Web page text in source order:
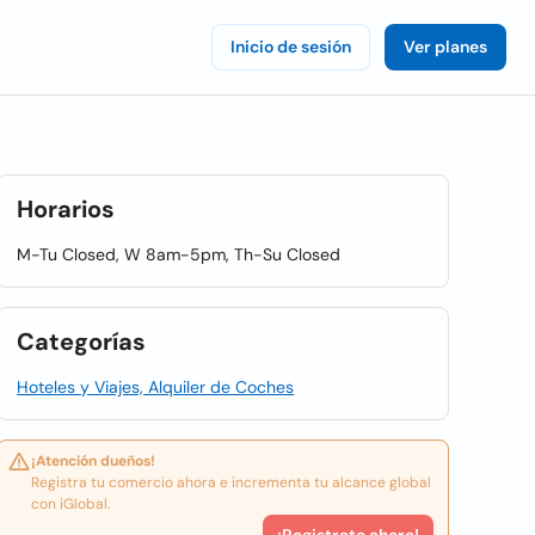
Inicio de sesión Ver planes
Horarios
M-Tu Closed, W 8am-5pm, Th-Su Closed
Categorías
Hoteles y Viajes, Alquiler de Coches
¡Atención dueños!
Registra tu comercio ahora e incrementa tu alcance global
con iGlobal.